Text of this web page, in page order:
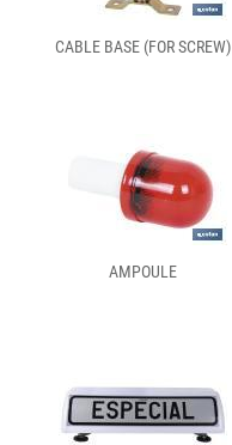
CABLE BASE (FOR SCREW)
AMPOULE